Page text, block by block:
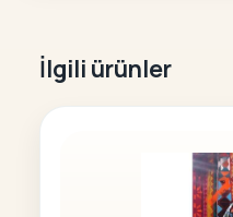
İlgili ürünler